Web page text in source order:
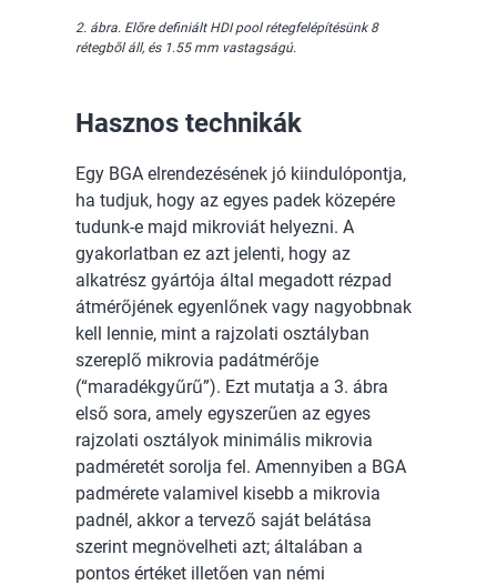
2. ábra. Előre definiált HDI pool rétegfelépítésünk 8
rétegből áll, és 1.55 mm vastagságú.
Hasznos technikák
Egy BGA elrendezésének jó kiindulópontja,
ha tudjuk, hogy az egyes padek közepére
tudunk-e majd mikroviát helyezni. A
gyakorlatban ez azt jelenti, hogy az
alkatrész gyártója által megadott rézpad
átmérőjének egyenlőnek vagy nagyobbnak
kell lennie, mint a rajzolati osztályban
szereplő mikrovia padátmérője
(“maradékgyűrű”). Ezt mutatja a 3. ábra
első sora, amely egyszerűen az egyes
rajzolati osztályok minimális mikrovia
padméretét sorolja fel. Amennyiben a BGA
padmérete valamivel kisebb a mikrovia
padnél, akkor a tervező saját belátása
szerint megnövelheti azt; általában a
pontos értéket illetően van némi